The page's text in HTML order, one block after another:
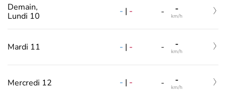
Demain,
Lundi 10
- | - - -
km/h
Mardi 11 - | - - -
km/h
Mercredi 12 - | - - -
km/h